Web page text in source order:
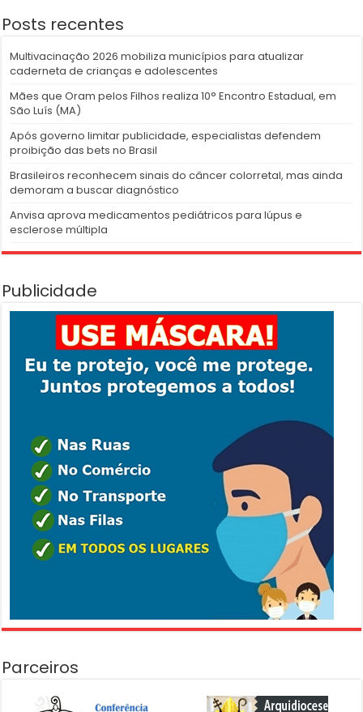
Posts recentes
Multivacinação 2026 mobiliza municípios para atualizar
caderneta de crianças e adolescentes
Mães que Oram pelos Filhos realiza 10° Encontro Estadual, em
São Luís (MA)
Após governo limitar publicidade, especialistas defendem
proibição das bets no Brasil
Brasileiros reconhecem sinais do câncer colorretal, mas ainda
demoram a buscar diagnóstico
Anvisa aprova medicamentos pediátricos para lúpus e
esclerose múltipla
Publicidade
Parceiros